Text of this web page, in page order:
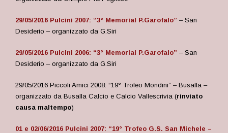
29/05/2016 Pulcini 2007: “3° Memorial P.Garofalo” – San
Desiderio – organizzato da G.Siri
29/05/2016 Pulcini 2006: “3° Memorial P.Garofalo” – San
Desiderio – organizzato da G.Siri
29/05/2016 Piccoli Amici 2008: “19° Trofeo Mondini” – Busalla –
organizzato da Busalla Calcio e Calcio Vallescrivia (rinviato
causa maltempo)
01 e 02/06/2016 Pulcini 2007: “19° Trofeo G.S. San Michele –